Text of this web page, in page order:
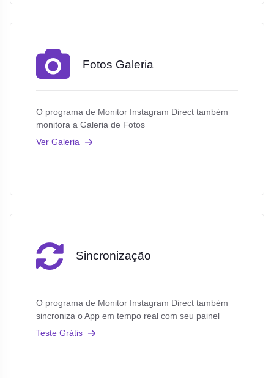
Fotos Galeria
O programa de Monitor Instagram Direct também
monitora a Galeria de Fotos
Ver Galeria
Sincronização
O programa de Monitor Instagram Direct também
sincroniza o App em tempo real com seu painel
Teste Grátis